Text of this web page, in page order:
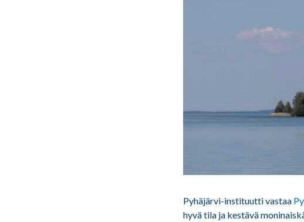
Pyhäjärvi-instituutti vastaa
hyvä tila ja kestävä